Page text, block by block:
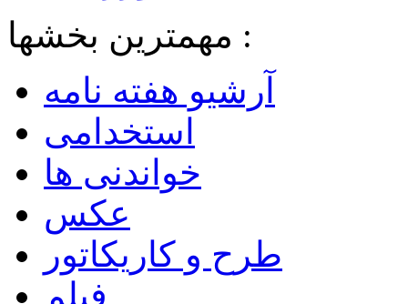
مهمترین بخشها :
آرشیو هفته نامه
استخدامی
خواندنی ها
عکس
طرح و کاریکاتور
فیلم